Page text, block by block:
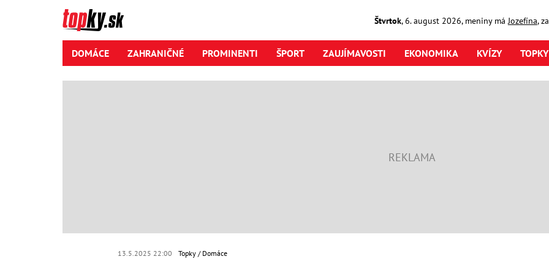
Štvrtok,6. august2026, meniny má Jozefína,
DOMÁCE ZAHRANIČNÉ PROMINENTI ŠPORT ZAUJÍMAVOSTI EKONOMIKA KVÍZY
13.5.2025 22:00 Topky Domáce